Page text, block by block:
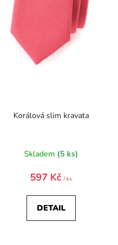
Korálová slim kravata
Skladem (5 ks)
597 Kč/ ks
DETAIL